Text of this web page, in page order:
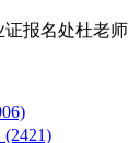
证报名处杜老师
(2421)